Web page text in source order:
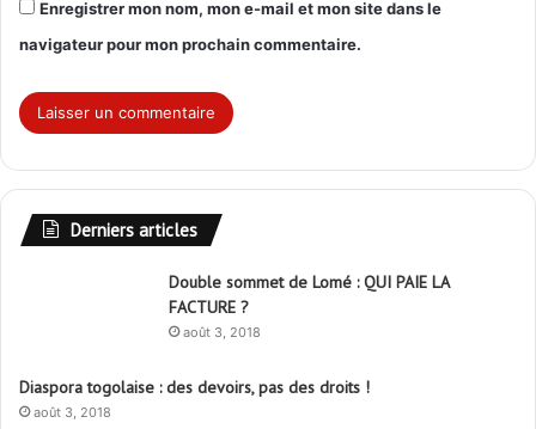
Double sommet de Lomé : QUI PAIE LA
août 3, 2018
Diaspora togolaise : des devoirs, pas des droits !
août 3, 2018
Sortie de crise au Togo: Le jour tant attendu est
enfin arrivé !
août 3, 2018
Pas de problème de reconversion pour « Faure-vi »
août 3, 2018